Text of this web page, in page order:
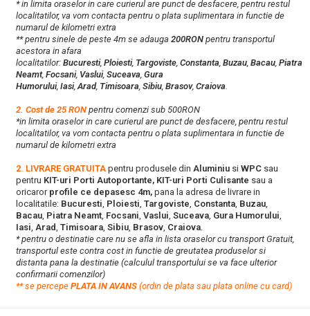
* in limita oraselor in care curierul are punct de desfacere, pentru restul
localitatilor, va vom contacta pentru o plata suplimentara in functie de
numarul de kilometri extra
** pentru sinele de peste 4m se adauga 200RON pentru transportul
acestora in afara
localitatilor: Bucuresti, Ploiesti, Targoviste, Constanta, Buzau, Bacau, Piatra
Neamt, Focsani, Vaslui, Suceava, Gura
Humorului, Iasi,Arad, Timisoara, Sibiu, Brasov, Craiova.
2. Cost de 25 RON pentru comenzi sub 500RON
*in limita oraselor in care curierul are punct de desfacere, pentru restul
localitatilor, va vom contacta pentru o plata suplimentara in functie de
numarul de kilometri extra
2. LIVRARE GRATUITA pentru produsele din Aluminiu si WPC sau
pentru KIT-uri Porti Autoportante, KIT-uri Porti Culisante sau a
oricarorprofile ce depasesc 4m, pana la adresa de livrare in
localitatile: Bucuresti, Ploiesti, Targoviste, Constanta, Buzau,
Bacau, Piatra Neamt, Focsani, Vaslui, Suceava, Gura Humorului,
Iasi, Arad, Timisoara, Sibiu, Brasov, Craiova.
* pentru o destinatie care nu se afla in lista oraselor cu transport Gratuit,
transportul este contra cost in functie de greutatea produselor si
distanta pana la destinatie (calculul transportului se va face ulterior
confirmarii comenzilor)
**se percepe PLATA IN AVANS (ordin de plata sau plata online cu card)